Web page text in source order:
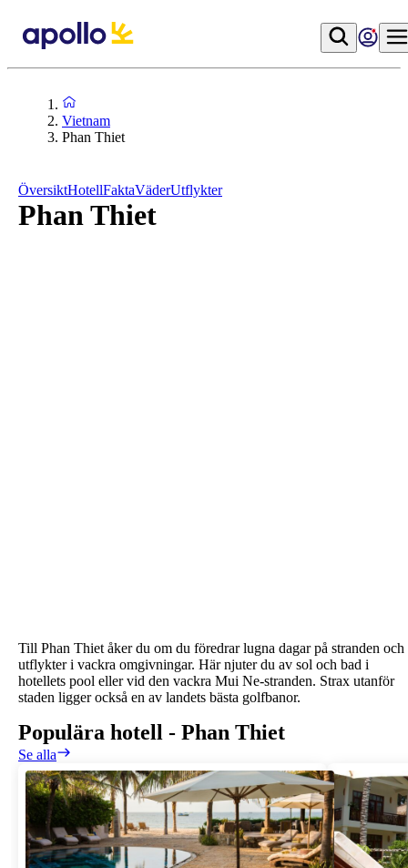
Vietnam
Phan Thiet
ÖversiktHotellFaktaVäderUtflykter
Phan Thiet
Till Phan Thiet åker du om du föredrar lugna dagar på stranden och
utflykter i vackra omgivningar. Här njuter du av sol och bad i
hotellets pool eller vid den vackra Mui Ne-stranden. Strax utanför
staden ligger också en av landets bästa golfbanor.
Populära hotell - Phan Thiet
Se alla